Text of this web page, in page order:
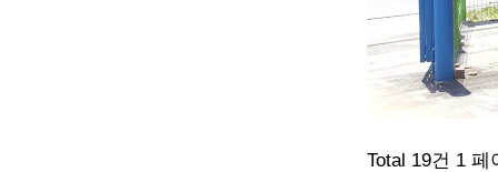
Total 19건 1 페